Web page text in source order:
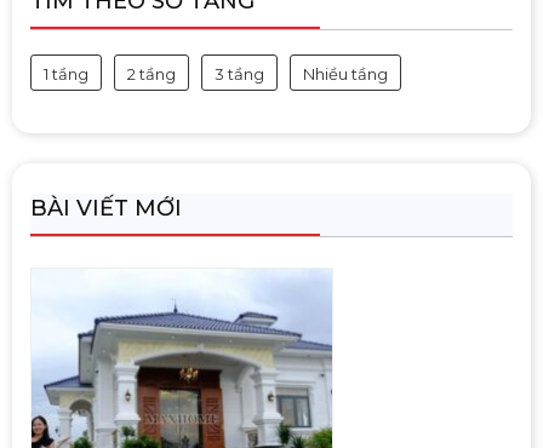
1 tầng 2 tầng 3 tầng Nhiều tầng
BÀI VIẾT MỚI